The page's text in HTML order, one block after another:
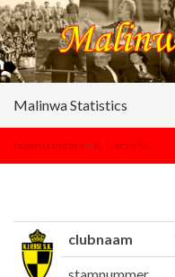
Malinwa Statistics
tegenstanders > K. Lierse SK
clubnaam